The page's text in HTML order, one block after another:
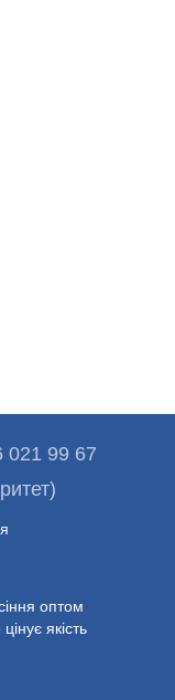
021 99 67
оптом
якість